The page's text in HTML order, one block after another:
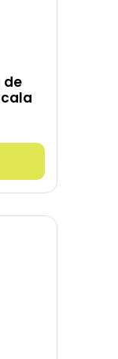
de